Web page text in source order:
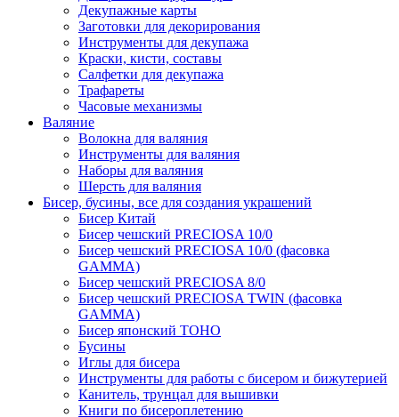
Декупажные карты
Заготовки для декорирования
Инструменты для декупажа
Краски, кисти, составы
Салфетки для декупажа
Трафареты
Часовые механизмы
Валяние
Волокна для валяния
Инструменты для валяния
Наборы для валяния
Шерсть для валяния
Бисер, бусины, все для создания украшений
Бисер Китай
Бисер чешский PRECIOSA 10/0
Бисер чешский PRECIOSA 10/0 (фасовка
GAMMA)
Бисер чешский PRECIOSA 8/0
Бисер чешский PRECIOSA TWIN (фасовка
GAMMA)
Бисер японский TOHO
Бусины
Иглы для бисера
Инструменты для работы с бисером и бижутерией
Канитель, трунцал для вышивки
Книги по бисероплетению